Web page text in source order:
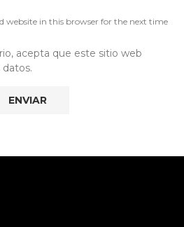
website in this browser for the next time
acepta que este sitio web